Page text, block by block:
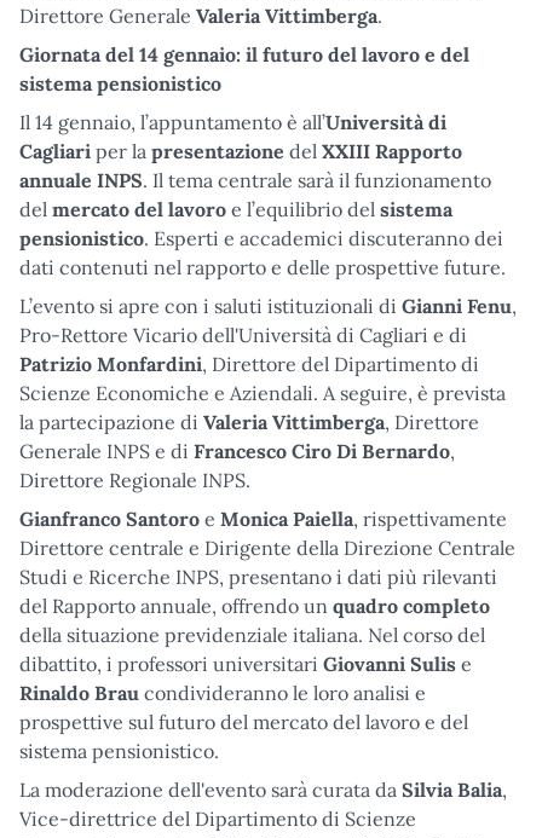
Direttore Generale Valeria Vittimberga.
Giornata del 14 gennaio: il futuro del lavoro e del
sistema pensionistico
Il 14 gennaio, l’appuntamento è all’Università di
Cagliari per la presentazione del XXIII Rapporto
annuale INPS. Il tema centrale sarà il funzionamento
del mercato del lavoro e l’equilibrio del sistema
pensionistico. Esperti e accademici discuteranno dei
dati contenuti nel rapporto e delle prospettive future.
L’evento si apre con i saluti istituzionali di Gianni Fenu,
Pro-Rettore Vicario dell'Università di Cagliari e di
Patrizio Monfardini, Direttore del Dipartimento di
Scienze Economiche e Aziendali. A seguire, è prevista
la partecipazione di Valeria Vittimberga, Direttore
Generale INPS e di Francesco Ciro Di Bernardo,
Direttore Regionale INPS.
Gianfranco Santoro e Monica Paiella, rispettivamente
Direttore centrale e Dirigente della Direzione Centrale
Studi e Ricerche INPS, presentano i dati più rilevanti
del Rapporto annuale, offrendo un quadro completo
della situazione previdenziale italiana. Nel corso del
dibattito, i professori universitari Giovanni Sulis e
Rinaldo Brau condivideranno le loro analisi e
prospettive sul futuro del mercato del lavoro e del
sistema pensionistico.
La moderazione dell'evento sarà curata da Silvia Balia,
Vice-direttrice del Dipartimento di Scienze